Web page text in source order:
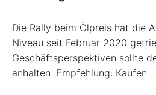
Die Rally beim Ölpreis hat die
Niveau seit Februar 2020
Geschäftsperspektiven sollte
anhalten. Empfehlung: Kaufen